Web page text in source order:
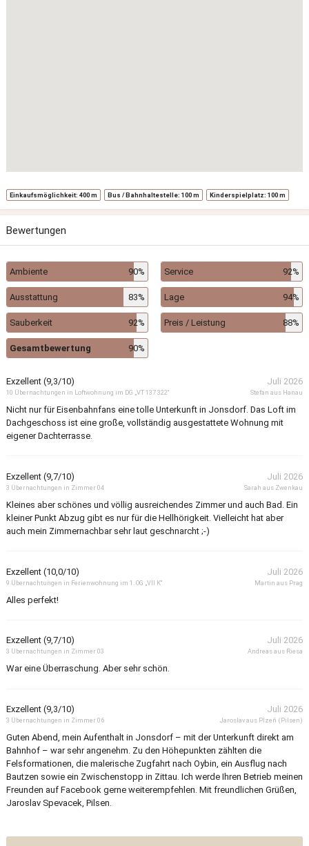
Einkaufsmöglichkeit: 400 m Bus / Bahnhaltestelle: 100 m Kinderspielplatz: 100 m
Bewertungen
Ambiente 90% Service 92%
Ausstattung 83% Lage 94%
Sauberkeit 92% Preis / Leistung 88%
Gesamtbewertung 90%
Exzellent (9,3/10) Juli 2026
10 Übernachtungen in Loftwohnung im DG „VT 137 322“ Stefan aus Hanau
Nicht nur für Eisenbahnfans eine tolle Unterkunft in Jonsdorf. Das Loft im
Dachgeschoss ist eine große, vollständig ausgestattete Wohnung mit
eigener Dachterrasse.
Exzellent (9,7/10) Juli 2026
3 Übernachtungen in Zimmer 04 Sarah aus Zwenkau
Kleines aber schönes und völlig ausreichendes Zimmer und auch Bad. Ein
kleiner Punkt Abzug gibt es nur für die Hellhörigkeit. Vielleicht hat aber
auch mein Zimmernachbar sehr laut geschnarcht ;-)
Exzellent (10,0/10) Juli 2026
9 Übernachtungen in Ferienwohnung im 1. OG „VII K“ Martin aus Prag
Alles perfekt!
Exzellent (9,7/10) Juli 2026
3 Übernachtungen in Zimmer 03 Andreas aus Riesa
War eine Überraschung. Aber sehr schön.
Exzellent (9,3/10) Juli 2026
3 Übernachtungen in Zimmer 06 Jaroslav aus Plzeň (Pilsen)
Guten Abend, mein Aufenthalt in Jonsdorf – mit der Unterkunft direkt am
Bahnhof – war sehr angenehm. Zu den Höhepunkten zählten die
Felsformationen, die malerische Zugfahrt nach Oybin, ein Ausflug nach
Bautzen sowie ein Zwischenstopp in Zittau. Ich werde Ihren Betrieb meinen
Freunden auf Facebook gerne weiterempfehlen. Mit freundlichen Grüßen,
Jaroslav Spevacek, Pilsen.